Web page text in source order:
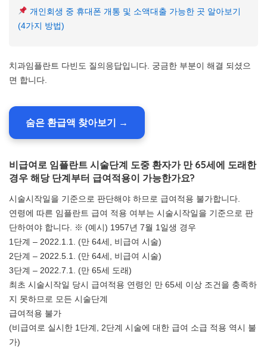
개인회생 중 휴대폰 개통 및 소액대출 가능한 곳 알아보기
(4가지 방법)
치과임플란트 다빈도 질의응답입니다. 궁금한 부분이 해결 되셨으
면 합니다.
숨은 환급액 찾아보기 →
비급여로 임플란트 시술단계 도중 환자가 만 65세에 도래한
경우 해당 단계부터 급여적용이 가능한가요?
시술시작일을 기준으로 판단해야 하므로 급여적용 불가합니다.
연령에 따른 임플란트 급여 적용 여부는 시술시작일을 기준으로 판
단하여야 합니다. ※ (예시) 1957년 7월 1일생 경우
1단계 – 2022.1.1. (만 64세, 비급여 시술)
2단계 – 2022.5.1. (만 64세, 비급여 시술)
3단계 – 2022.7.1. (만 65세 도래)
최초 시술시작일 당시 급여적용 연령인 만 65세 이상 조건을 충족하
지 못하므로 모든 시술단계
급여적용 불가
(비급여로 실시한 1단계, 2단계 시술에 대한 급여 소급 적용 역시 불
가)